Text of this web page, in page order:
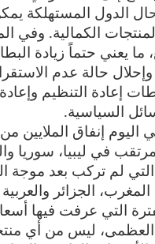
الدول المستهلكة
الكمالية. وفي
يعني حتماً زيادة
حالة عدم
التنظيم وإعادة
السياسية.
إنفاق الملايين
في ليبيا، سوريا
لم تركب بعد موجة
الجزائر
التي عرفت فيها
العظمى، ليس من أي